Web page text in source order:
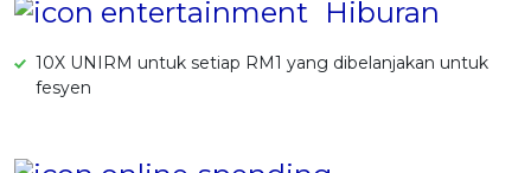
Gaya Hidup
Hiburan
10X UNIRM untuk setiap RM1 yang dibelanjakan untuk
fesyen